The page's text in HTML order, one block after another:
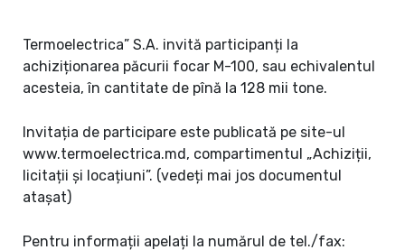
Termoelectrica” S.A. invită participanți la
achiziționarea păcurii focar M-100, sau echivalentul
acesteia, în cantitate de pînă la 128 mii tone.
Invitația de participare este publicată pe site-ul
www.termoelectrica.md, compartimentul „Achiziții,
licitații și locațiuni”. (vedeți mai jos documentul
atașat)
Pentru informații apelați la numărul de tel./fax: